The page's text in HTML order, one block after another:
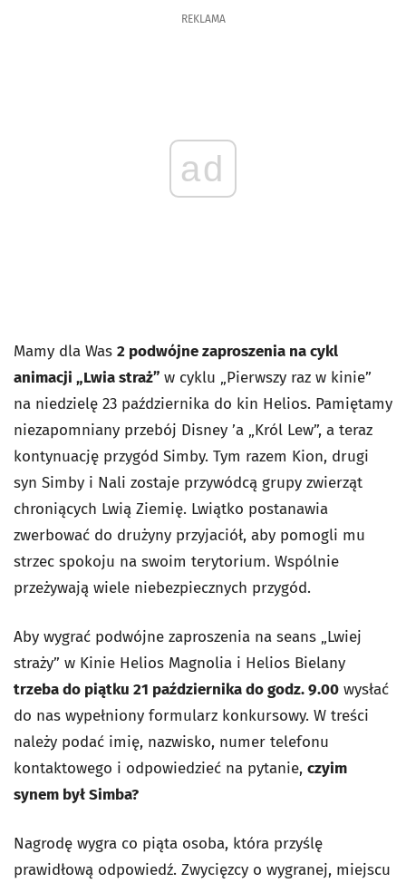
REKLAMA
ad
Mamy dla Was 2 podwójne zaproszenia na cykl
animacji „Lwia straż” w cyklu „Pierwszy raz w kinie”
na niedzielę 23 października do kin Helios. Pamiętamy
niezapomniany przebój Disney ’a „Król Lew”, a teraz
kontynuację przygód Simby. Tym razem Kion, drugi
syn Simby i Nali zostaje przywódcą grupy zwierząt
chroniących Lwią Ziemię. Lwiątko postanawia
zwerbować do drużyny przyjaciół, aby pomogli mu
strzec spokoju na swoim terytorium. Wspólnie
przeżywają wiele niebezpiecznych przygód.
Aby wygrać podwójne zaproszenia na seans „Lwiej
straży” w Kinie Helios Magnolia i Helios Bielany
trzeba do piątku 21 października do godz. 9.00 wysłać
do nas wypełniony formularz konkursowy. W treści
należy podać imię, nazwisko, numer telefonu
kontaktowego i odpowiedzieć na pytanie, czyim
synem był Simba?
Nagrodę wygra co piąta osoba, która przyślę
prawidłową odpowiedź. Zwycięzcy o wygranej, miejscu